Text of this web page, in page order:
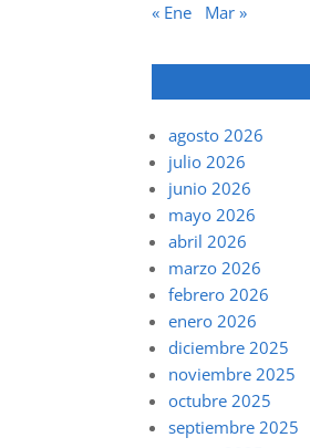
« Ene Mar »
agosto 2026
julio 2026
junio 2026
mayo 2026
abril 2026
marzo 2026
febrero 2026
enero 2026
diciembre 2025
noviembre 2025
octubre 2025
septiembre 2025